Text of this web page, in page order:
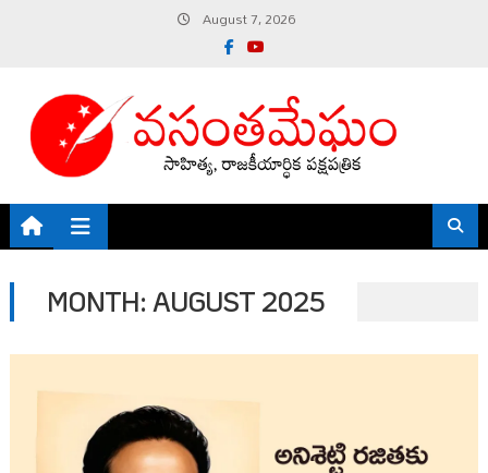
content
August 7, 2026
MONTH: AUGUST 2025